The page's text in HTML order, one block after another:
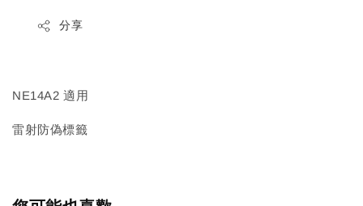
分享
NE14A2 適用
雷射防偽標籤